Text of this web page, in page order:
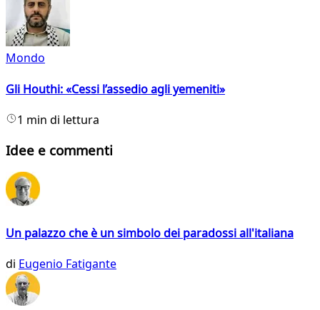
Mondo
Gli Houthi: «Cessi l’assedio agli yemeniti»
1 min di lettura
Idee e commenti
Un palazzo che è un simbolo dei paradossi all'italiana
di Eugenio Fatigante